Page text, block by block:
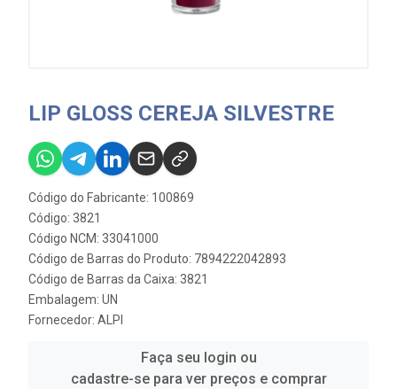
LIP GLOSS CEREJA SILVESTRE
Código do Fabricante: 100869
Código: 3821
Código NCM: 33041000
Código de Barras do Produto: 7894222042893
Código de Barras da Caixa: 3821
Embalagem: UN
Fornecedor: ALPI
Faça seu login ou
cadastre-se para ver preços e comprar